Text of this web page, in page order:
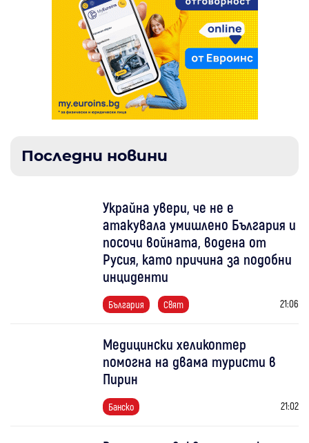
Последни новини
Украйна увери, че не е
атакувала умишлено България и
посочи войната, водена от
Русия, като причина за подобни
инциденти
България Свят 21:06
Медицински хеликоптер
помогна на двама туристи в
Пирин
Банско 21:02